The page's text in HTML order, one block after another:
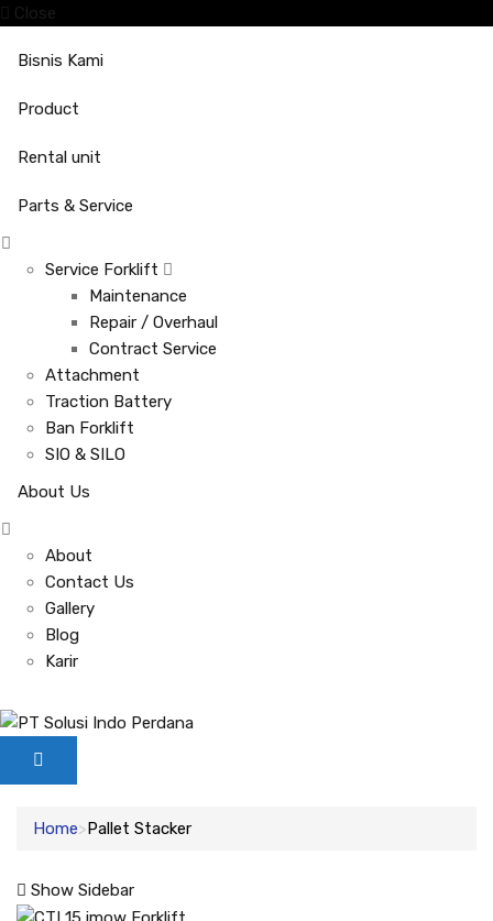
Close
Bisnis Kami
Product
Rental unit
Parts & Service
Service Forklift
Maintenance
Repair / Overhaul
Contract Service
Attachment
Traction Battery
Ban Forklift
SIO & SILO
About Us
About
Contact Us
Gallery
Blog
Karir
Home Pallet Stacker
Show Sidebar